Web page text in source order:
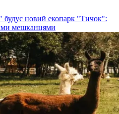
будує новий екопарк "Тичок":
мешканцями